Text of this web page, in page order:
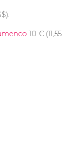
).
10 €(11,55